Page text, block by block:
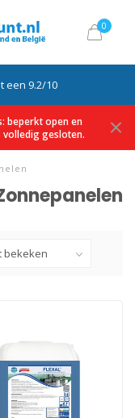
0
een 9.2/10
beperkt open en
gesloten.